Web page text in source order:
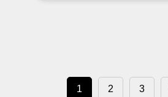
1 2 3